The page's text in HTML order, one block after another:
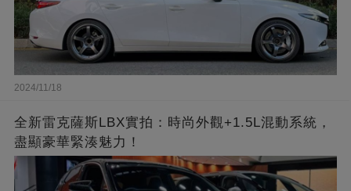
2024/11/18
全新雷克薩斯LBX實拍：時尚外觀+1.5L混動系統，
盡顯豪華緊湊魅力！